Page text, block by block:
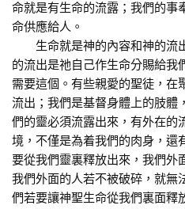
命就是有生命的流露；我們的事
命供應給人。
生命就是神的內容和神的流
的流出是祂自己作生命分賜給我
需要這個。有些親愛的聖徒，在
流出；我們是基督身體上的肢體
們的靈必須流露出來，有外在的
境，不僅是為着我們的肉身，還
要從我們靈裏釋放出來，我們外
我們外面的人若不被破碎，就無
們若要讓神聖生命從我們裏面釋